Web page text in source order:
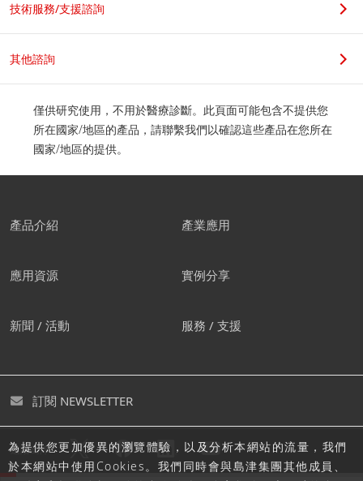
為提供您更加優異的瀏覽體驗，以及分析本網站的流量，我們
於本網站中使用Cookies。我們同時會與島津集團其他成員、
技術服務/支援諮詢
其他諮詢
僅供研究使用，不用於醫療診斷。此頁面可能包含不提供您
所在國家/地區的產品，請聯繫我們以確認這些產品在您所在
國家/地區的提供。
產品介紹 產業應用
應用資源 實例分享
新聞 / 活動 服務 / 支援
訂閱 NEWSLETTER
追蹤島津